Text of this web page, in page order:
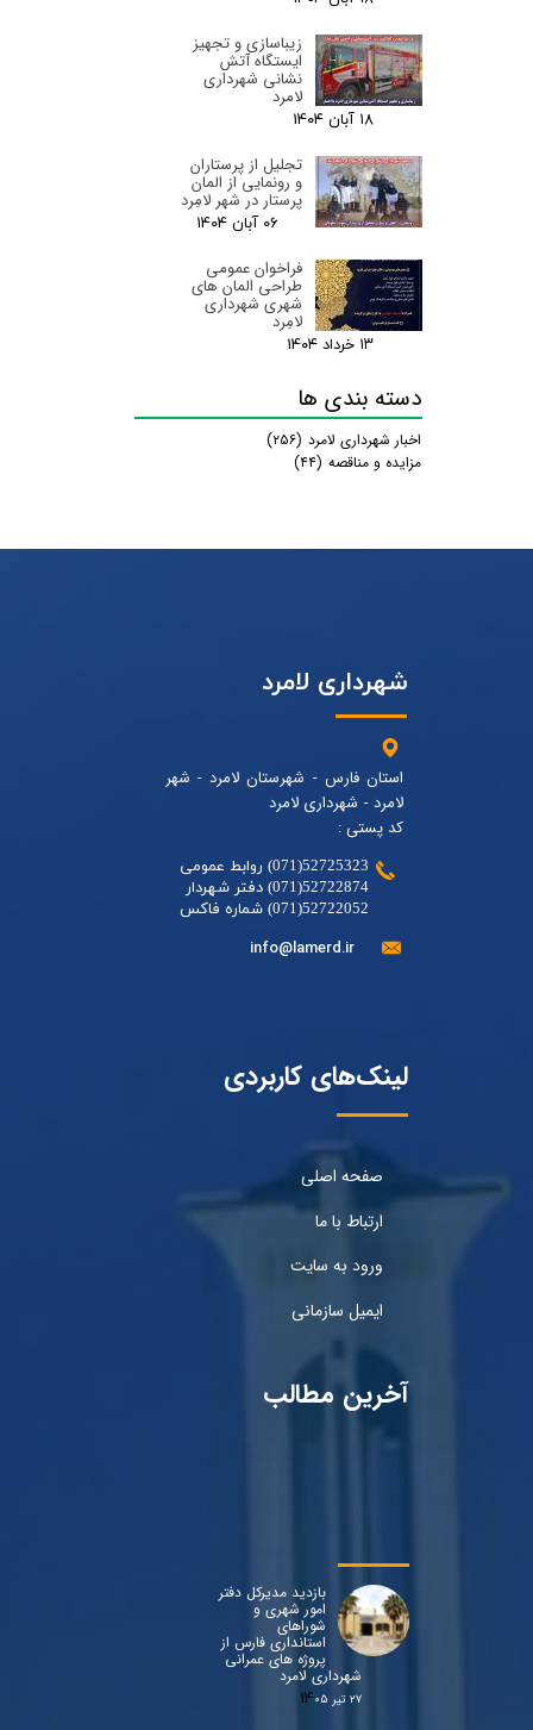
زیباسازی و تجهیز
ایستگاه آتش
نشانی شهرداری
لامرد
۱۸ آبان ۰۴
تجلیل از پرستاران
و رونمایی از المان
پرستار در شهر لامِرد
۰۶ آبان ۰۴
فراخوان عمومی
طراحی المان های
شهری شهرداری
لامِرد
۱۳ خرداد ۰۴
دسته بندی ها
اخبار شهرداری لامرد (۲۵۶)
مزایده و مناقصه (۴۴)
شهرداری لامرد
استان فارس - شهرستان لامرد - شهر
لامرد - شهرداری لامرد
کد پستی :
52725323(071) روابط عمومی
52722874(071) دفتر شهردار
52722052(071) شماره فاکس
info@lamerd.ir
لینک‌های کاربردی
صفحه اصلی
ارتباط با ما
ورود به سایت
ایمیل سازمانی
آخرین مطالب
بازدید مدیرکل دفتر
امور شهری و
شوراهای
استانداری فارس از
پروژه های عمرانی
شهرداری لامرد
۲۷ تیر ۰۵